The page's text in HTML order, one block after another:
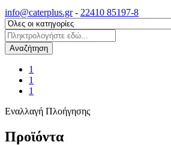
info@caterplus.gr- 22410 85197-8
Αναζήτηση
1
1
1
Εναλλαγή Πλοήγησης
Προϊόντα